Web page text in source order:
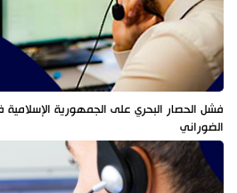
فشل الحصار البحري على الجمهورية
الضوراني